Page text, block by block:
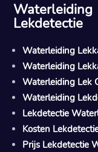
Waterleiding
Lekdetectie
Waterleiding
Waterleiding
Waterleiding Lek
Waterleiding
Lekdetectie
Kosten
Prijs Lekdetectie